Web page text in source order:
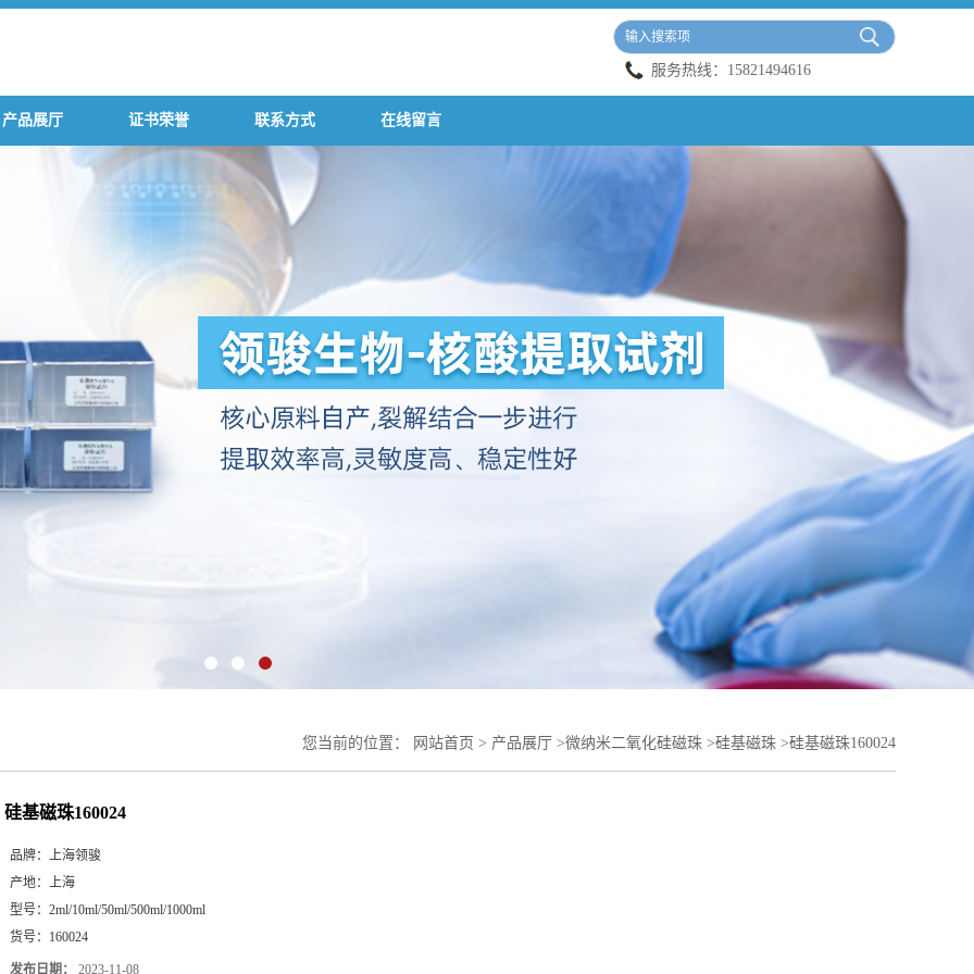
服务热线： 15821494616
产品展厅 证书荣誉 联系方式 在线留言
您当前的位置： 网站首页 > 产品展厅 >微纳米二氧化硅磁珠 >硅基磁珠 >硅基磁珠160024
硅基磁珠160024
品牌： 上海领骏
产地： 上海
型号： 2ml/10ml/50ml/500ml/1000ml
货号： 160024
发布日期： 2023-11-08